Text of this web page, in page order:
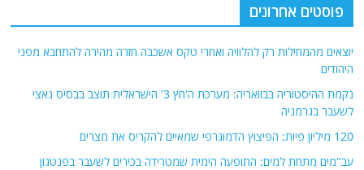
פוסטים אחרונים
יוצאים מהמחילות רק להלוויה ואחרי טקס אשכבה חזרה מהירה להתחבא מפני
היהודים
נקמת ההיסטוריה בבוואריה: מערכת ה'חץ 3' הישראלית תוצב בבסיס נאצי
לשעבר בגרמניה
120 מיליון פיות: הפיצוץ הדמוגרפי שמאיים להקריס את מצרים
עב"מים מתחת למים: התופעה הימית שמטרידה בכירים לשעבר בפנטגון